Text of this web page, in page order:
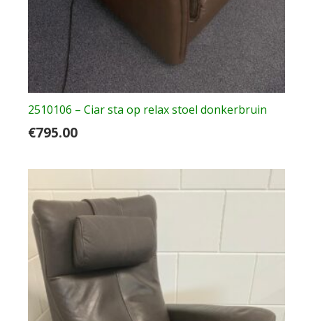
2510106 – Ciar sta op relax stoel donkerbruin
€795.00